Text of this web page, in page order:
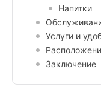
Напитки
Услуги и
Заключение